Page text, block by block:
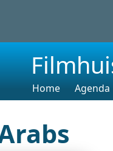
Home Agenda